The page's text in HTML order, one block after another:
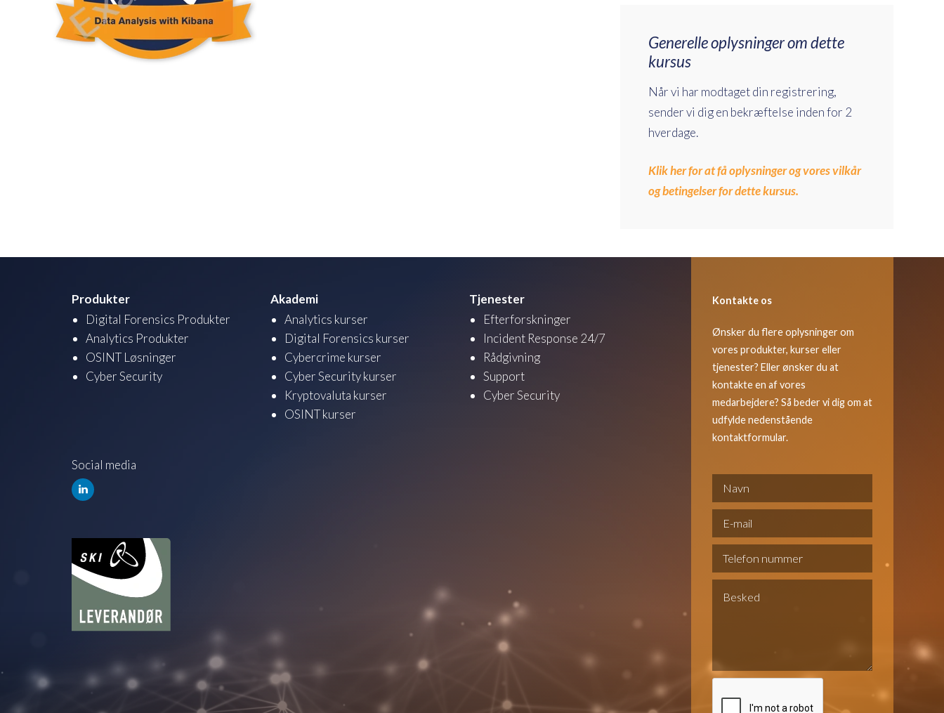
Generelle oplysninger om dette
kursus
Når vi har modtaget din registrering,
sender vi dig en bekræftelse inden for 2
hverdage.
Klik her for at få oplysninger og vores vilkår
og betingelser for dette kursus.
Produkter
Digital Forensics Produkter
Analytics Produkter
OSINT Løsninger
Cyber Security
Akademi
Analytics kurser
Digital Forensics kurser
Cybercrime kurser
Cyber Security kurser
Kryptovaluta kurser
OSINT kurser
Tjenester
Efterforskninger
Incident Response 24/7
Rådgivning
Support
Cyber Security
Social media
Kontakte os
Ønsker du flere oplysninger om
vores produkter, kurser eller
tjenester? Eller ønsker du at
kontakte en af vores
medarbejdere? Så beder vi dig om at
udfylde nedenstående
kontaktformular.